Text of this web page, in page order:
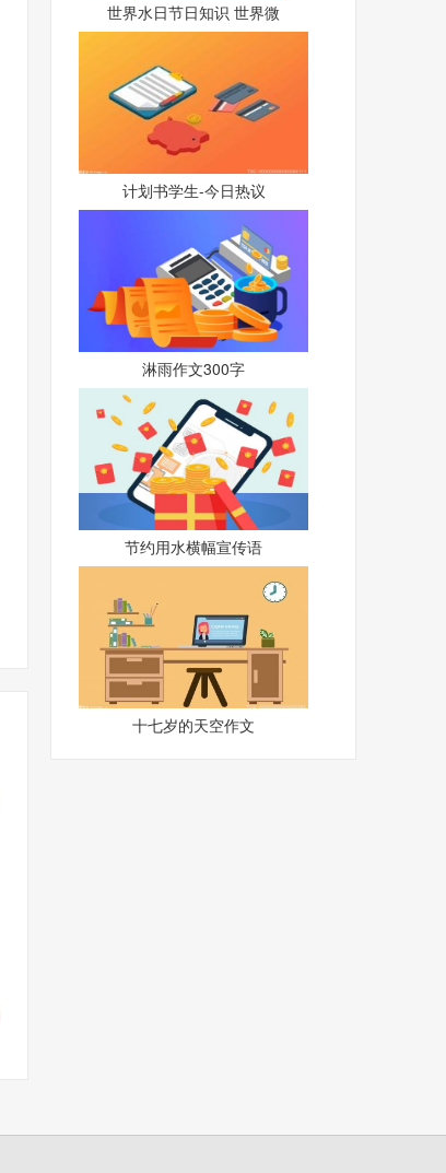
世界水日节日知识 世界微
计划书学生-今日热议
淋雨作文300字
节约用水横幅宣传语
十七岁的天空作文